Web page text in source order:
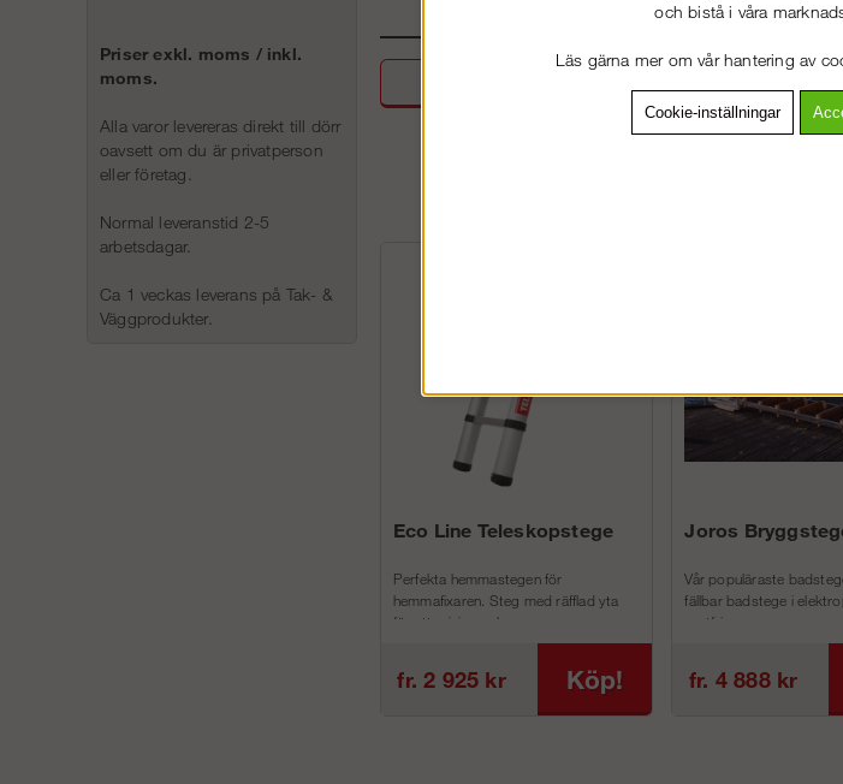
Priser exkl. moms / inkl.
moms.
Alla varor levereras direkt till dörr
oavsett om du är privatperson
eller företag.
Normal leveranstid 2-5
arbetsdagar.
Ca 1 veckas leverans på Tak- &
Väggprodukter.
Eco Line Teleskopstege
Perfekta hemmastegen för
hemmafixaren. Steg med räfflad yta
för att minimera h...
fr. 2 925 kr Köp!
Joros
Vår populäraste
fällbar badstege i
rostfri...
fr. 4 888 kr
och bistå i våra
Läs gärna mer om vår hantering av
Cookie-inställningar
VÄLKOMMEN TILL